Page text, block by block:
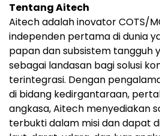
Tentang Aitech
Aitech adalah inovator COTS/
independen pertama di dunia
papan dan subsistem tangguh
sebagai landasan bagi solusi
terintegrasi. Dengan
di bidang kedirgantaraan,
angkasa, Aitech menyediakan
terbukti dalam misi dan dapat